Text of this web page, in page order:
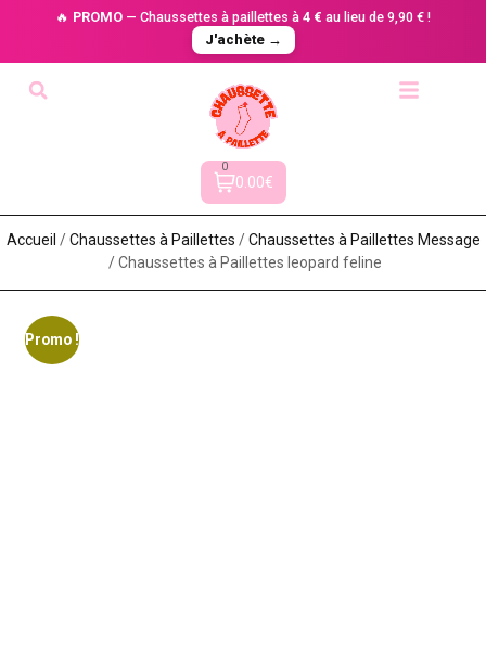
🔥 PROMO — Chaussettes à paillettes à 4 € au lieu de 9,90 € !
J'achète →
0
0.00€
Accueil /Chaussettes à Paillette​s /Chaussettes à Paillettes Message​
/ Chaussettes à Paillettes leopard feline
Promo !